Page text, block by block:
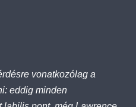
vonatkozólag a
eddig minden